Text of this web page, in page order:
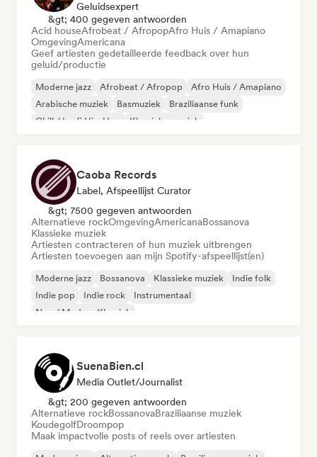
Geluidsexpert
&gt; 400 gegeven antwoorden
Acid houseAfrobeat / AfropopAfro Huis / Amapiano
OmgevingAmericana
Geef artiesten gedetailleerde feedback over hun
geluid/productie
Moderne jazz Afrobeat / Afropop
Afro Huis / Amapiano
Arabische muziek
Basmuziek
Braziliaanse funk
Chill / Lo-fi Hip-Hop
Klassieke muziek
Caoba Records
Label, Afspeellijst Curator
&gt; 7500 gegeven antwoorden
Alternatieve rockOmgevingAmericanaBossanova
Klassieke muziek
Artiesten contracteren of hun muziek uitbrengen
Artiesten toevoegen aan mijn Spotify-afspeellijst(en)
Moderne jazz Bossanova Klassieke muziek
Indie folk
Indie pop
Indie rock
Instrumentaal
Neo / Modern Klassiek
SuenaBien.cl
Media Outlet/Journalist
&gt; 200 gegeven antwoorden
Alternatieve rockBossanovaBraziliaanse muziek
KoudegolfDroompop
Maak impactvolle posts of reels over artiesten